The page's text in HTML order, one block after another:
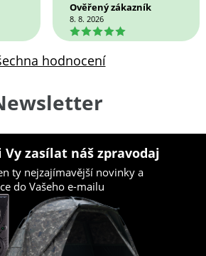
Ověřený zákazník
8. 8. 2026
5
hodnocení
Vy zasílat náš zpravodaj
ty nejzajímavější novinky a
do Vašeho e-mailu